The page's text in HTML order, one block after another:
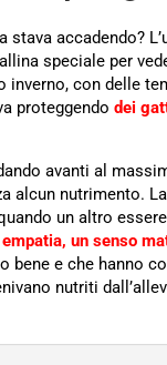
stava accadendo?
speciale per
inverno, con delle
proteggendo dei
avanti al
alcun nutrimento.
un altro
un senso
bene e che hanno
nutriti